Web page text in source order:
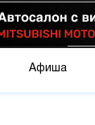
Афиша